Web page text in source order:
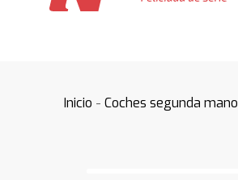
Inicio -Coches segunda mano